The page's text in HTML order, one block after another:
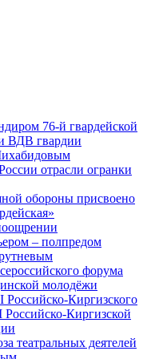
76-й гвардейской
ВДВ гвардии
отрасли огранки
обороны присвоено
– полпредом
форума
молодёжи
Киргизского
Киргизской
театральных деятелей